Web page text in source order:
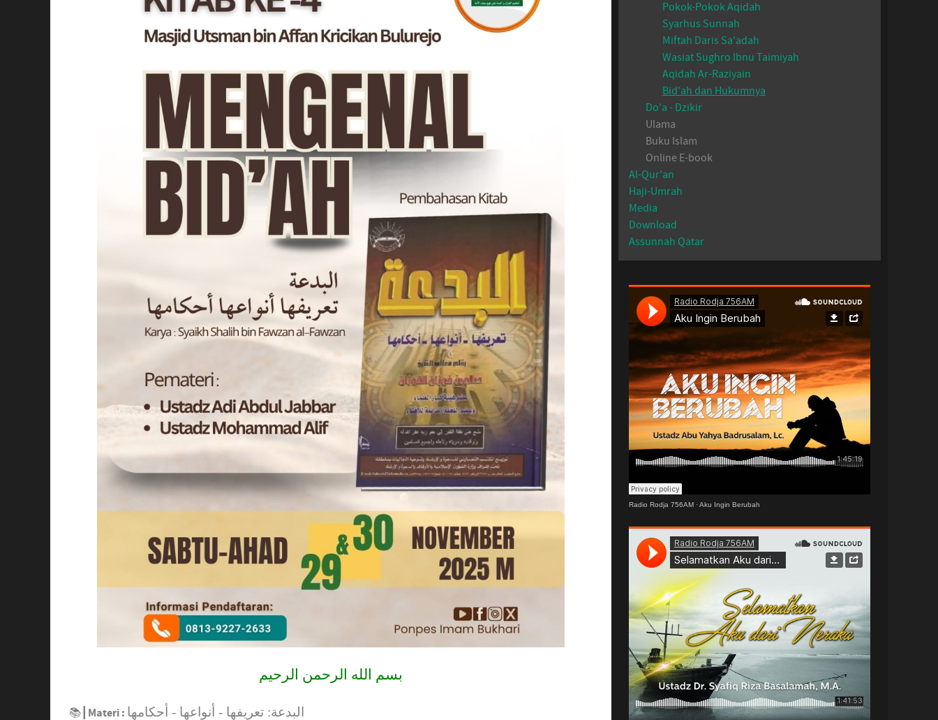
بسم الله الرحمن الرحيم
📚┃ Materi : البدعة: تعريفها - أنواعها - أحكامها
Pokok-Pokok Aqidah
Syarhus Sunnah
Miftah Daris Sa'adah
Wasiat Sughro Ibnu Taimiyah
Aqidah Ar-Raziyain
Bid'ah dan Hukumnya
Do'a - Dzikir
Ulama
Buku Islam
Online E-book
Al-Qur'an
Haji-Umrah
Media
Download
Assunnah Qatar
Radio Rodja 756AM ·Aku Ingin Berubah